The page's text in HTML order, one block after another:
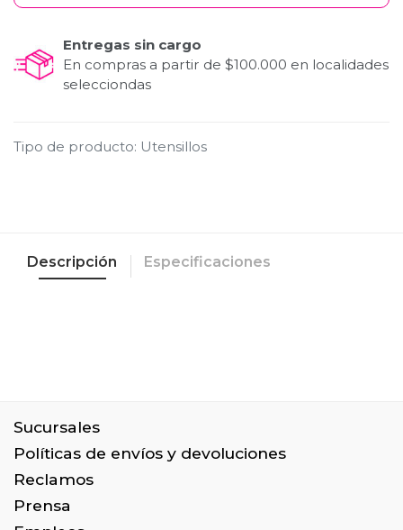
Entregas sin cargo
En compras a partir de $100.000 en localidades
selecciondas
Tipo de producto: Utensillos
Descripción Especificaciones
Sucursales
Políticas de envíos y devoluciones
Reclamos
Prensa